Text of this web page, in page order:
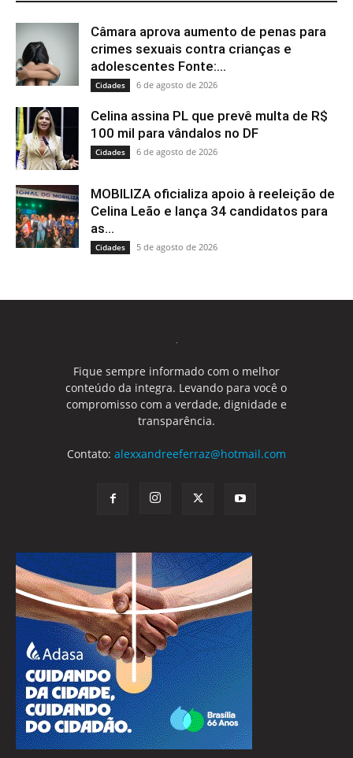
Câmara aprova aumento de penas para
crimes sexuais contra crianças e
adolescentes Fonte:...
Cidades 6 de agosto de 2026
Celina assina PL que prevê multa de R$
100 mil para vândalos no DF
Cidades 6 de agosto de 2026
MOBILIZA oficializa apoio à reeleição de
Celina Leão e lança 34 candidatos para
as...
Cidades 5 de agosto de 2026
Fique sempre informado com o melhor
conteúdo da integra. Levando para você o
compromisso com a verdade, dignidade e
transparência.
Contato: alexxandreeferraz@hotmail.com